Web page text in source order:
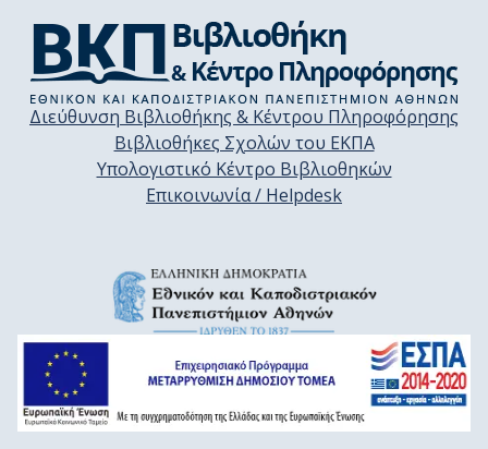
Διεύθυνση Βιβλιοθήκης & Κέντρου Πληροφόρησης
Βιβλιοθήκες Σχολών του ΕΚΠΑ
Υπολογιστικό Κέντρο Βιβλιοθηκών
Επικοινωνία / Helpdesk